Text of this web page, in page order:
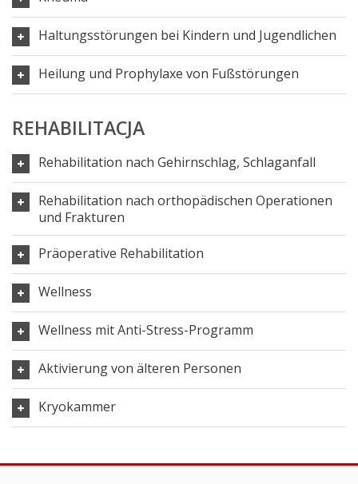
Haltungsstörungen bei Kindern und Jugendlichen
Heilung und Prophylaxe von Fußstörungen
REHABILITACJA
Rehabilitation nach Gehirnschlag, Schlaganfall
Rehabilitation nach orthopädischen Operationen
und Frakturen
Präoperative Rehabilitation
Wellness
Wellness mit Anti-Stress-Programm
Aktivierung von älteren Personen
Kryokammer